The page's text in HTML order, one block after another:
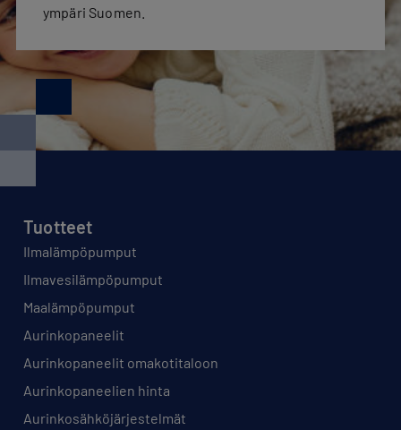
ympäri Suomen.
Tuotteet
Ilmalämpöpumput
Ilmavesilämpöpumput
Maalämpöpumput
Aurinkopaneelit
Aurinkopaneelit omakotitaloon
Aurinkopaneelien hinta
Aurinkosähköjärjestelmät